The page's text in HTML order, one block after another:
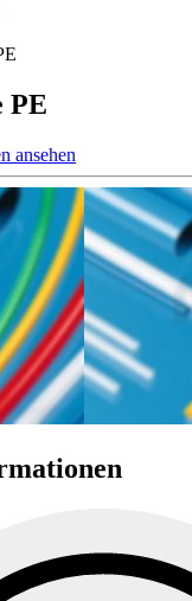
PE
ansehen